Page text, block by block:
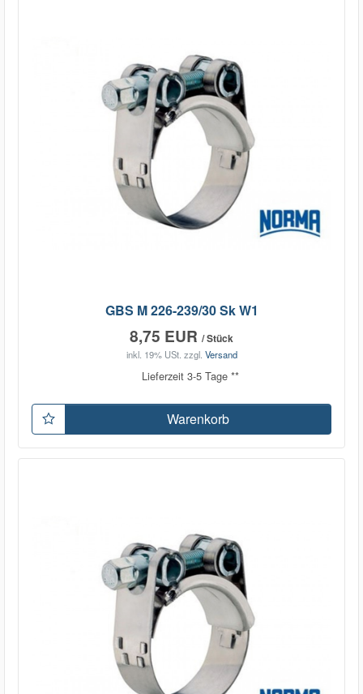
GBS M 226-239/30 Sk W1
8,75 EUR / Stück
inkl. 19% USt. zzgl. Versand
Lieferzeit 3-5 Tage **
Warenkorb